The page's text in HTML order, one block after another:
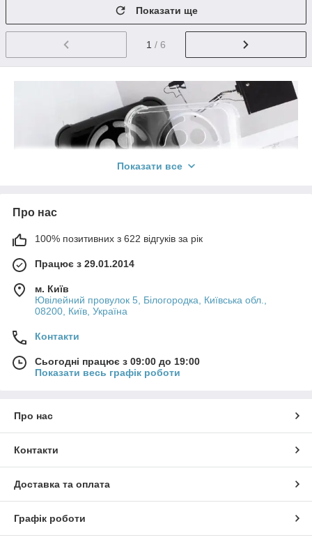
Показати ще
1 / 6
ПРЕМІАЛЬНОГО ТАКТИЧНОГО
СМАРТФОНУ
🔋 Cubot KingKong Ace 5: Еволюція захищених
технологій нового покоління
Cubot KingKong Ace 5
захищених пристроїв нового покоління, який ламає
стереотипи про те, що міцний телефон обов'язково має
Показати все
Про нас
100% позитивних з 622 відгуків за рік
Працює з 29.01.2014
м. Київ
Ювілейний провулок 5, Білогородка, Київська обл.,
08200, Київ, Україна
Контакти
Сьогодні працює з 09:00 до 19:00
Показати весь графік роботи
Про нас
Контакти
Доставка та оплата
Графік роботи